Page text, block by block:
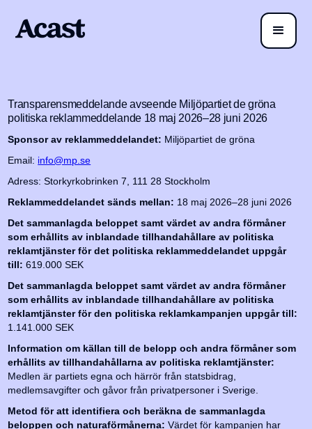
Transparensmeddelande avseende Miljöpartiet de gröna
politiska reklammeddelande 18 maj 2026–28 juni 2026
Sponsor av reklammeddelandet: Miljöpartiet de gröna
Email: info@mp.se
Adress: Storkyrkobrinken 7, 111 28 Stockholm
Reklammeddelandet sänds mellan: 18 maj 2026–28 juni 2026
Det sammanlagda beloppet samt värdet av andra förmåner
som erhållits av inblandade tillhandahållare av politiska
reklamtjänster för det politiska reklammeddelandet uppgår
till: 619.000 SEK
Det sammanlagda beloppet samt värdet av andra förmåner
som erhållits av inblandade tillhandahållare av politiska
reklamtjänster för den politiska reklamkampanjen uppgår till:
1.141.000 SEK
Information om källan till de belopp och andra förmåner som
erhållits av tillhandahållarna av politiska reklamtjänster:
Medlen är partiets egna och härrör från statsbidrag,
medlemsavgifter och gåvor från privatpersoner i Sverige.
Metod för att identifiera och beräkna de sammanlagda
beloppen och naturaförmånerna: Värdet för kampanjen har